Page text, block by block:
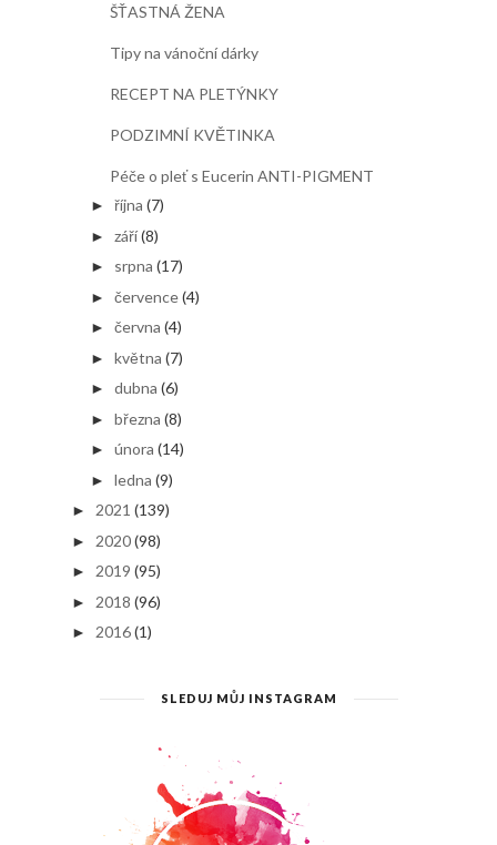
ŠŤASTNÁ ŽENA
Tipy na vánoční dárky
RECEPT NA PLETÝNKY
PODZIMNÍ KVĚTINKA
Péče o pleť s Eucerin ANTI-PIGMENT
► října (7)
► září(8)
► srpna (17)
► července(4)
► června (4)
► května (7)
► dubna (6)
► března (8)
► února (14)
► ledna (9)
► 2021 (139)
► 2020(98)
► 2019 (95)
► 2018 (96)
► 2016(1)
SLEDUJ MŮJ INSTAGRAM